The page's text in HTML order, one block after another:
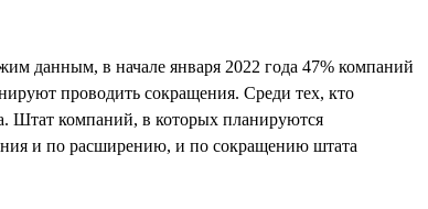
данным, в начале января 2022 года 47% компаний
проводить сокращения. Среди тех, кто
Штат компаний, в которых планируются
и по расширению, и по сокращению штата